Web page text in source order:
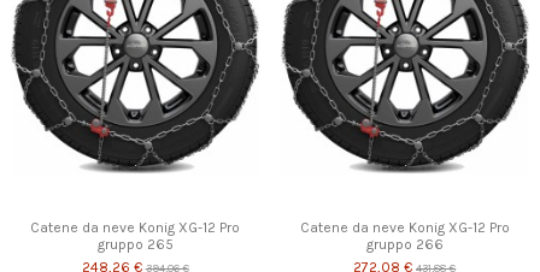
Catene da neve Konig XG-12 Pro
gruppo 265
248,26 €394,06 €
Catene da neve Konig XG-12 Pro
gruppo 266
272,08 €431,88 €